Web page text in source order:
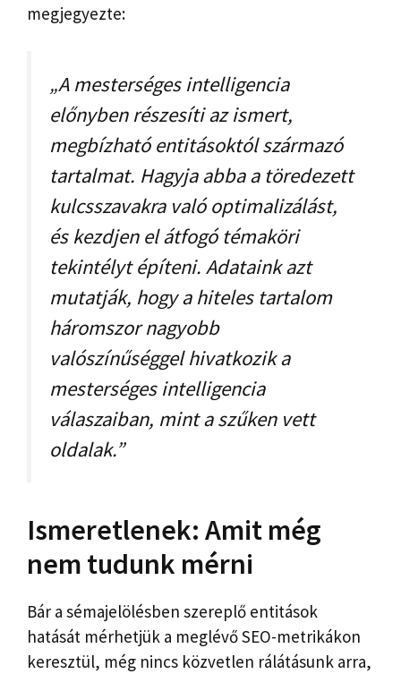
megjegyezte:
„A mesterséges intelligencia
előnyben részesíti az ismert,
megbízható entitásoktól származó
tartalmat. Hagyja abba a töredezett
kulcsszavakra való optimalizálást,
és kezdjen el átfogó témaköri
tekintélyt építeni. Adataink azt
mutatják, hogy a hiteles tartalom
háromszor nagyobb
valószínűséggel hivatkozik a
mesterséges intelligencia
válaszaiban, mint a szűken vett
oldalak.”
Ismeretlenek: Amit még
nem tudunk mérni
Bár a sémajelölésben szereplő entitások
hatását mérhetjük a meglévő SEO-metrikákon
keresztül, még nincs közvetlen rálátásunk arra,